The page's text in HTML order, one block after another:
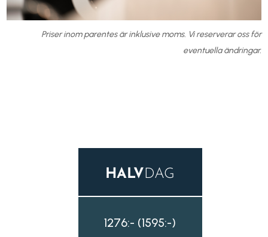
Priser inom parentes är inklusive moms. Vi reserverar oss för
eventuella ändringar.
HALV DAG
1276:- (1595:-)